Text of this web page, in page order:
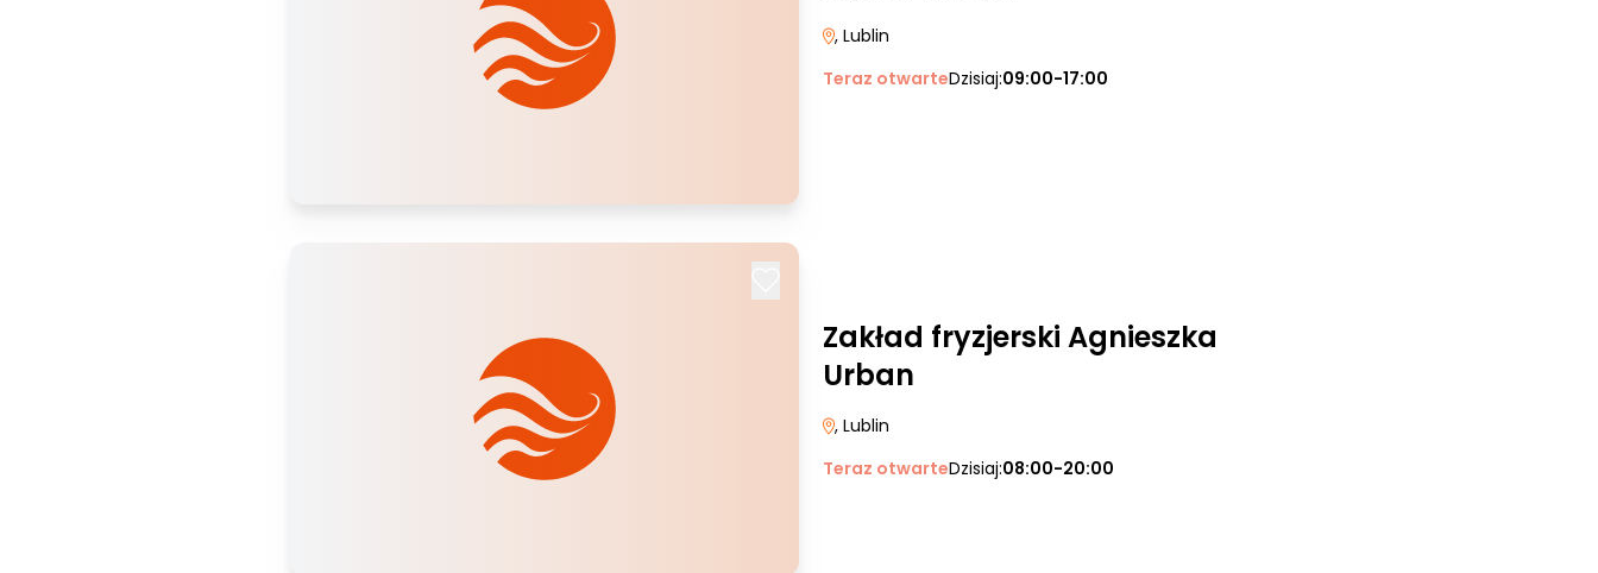
, Lublin
Teraz otwarteDzisiaj:09:00-17:00
Zakład fryzjerski Agnieszka
Urban
, Lublin
Teraz otwarteDzisiaj:08:00-20:00